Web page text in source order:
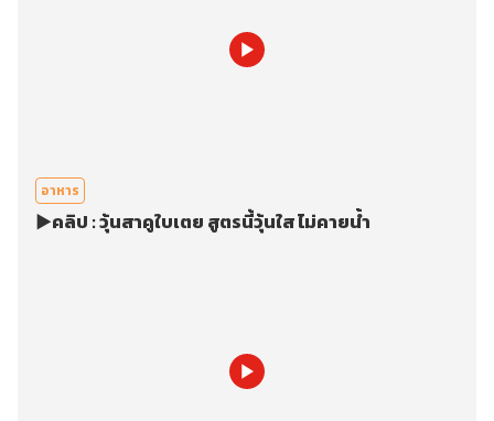
อาหาร
▶️คลิป : วุ้นสาคูใบเตย สูตรนี้วุ้นใส ไม่คายน้ำ